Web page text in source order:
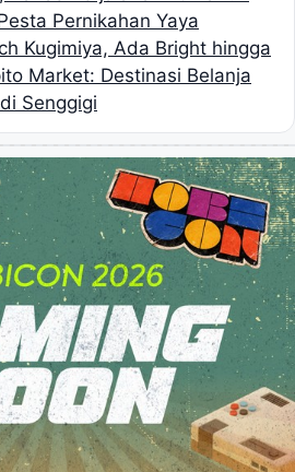
Pernikahan Yaya
Kugimiya, Ada Bright hingga
Market: Destinasi Belanja
Senggigi